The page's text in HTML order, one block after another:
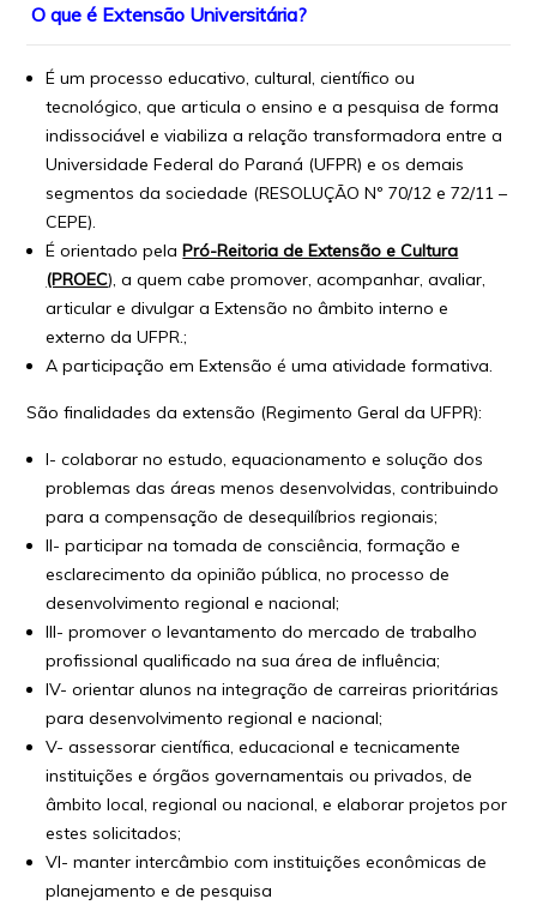
O que é Extensão Universitária?
É um processo educativo, cultural, científico ou
tecnológico, que articula o ensino e a pesquisa de forma
indissociável e viabiliza a relação transformadora entre a
Universidade Federal do Paraná (UFPR) e os demais
segmentos da sociedade (RESOLUÇÃO Nº 70/12 e 72/11 –
CEPE).
É orientado pelaPró-Reitoria de Extensão e Cultura
(PROEC), a quem cabe promover, acompanhar, avaliar,
articular e divulgar a Extensão no âmbito interno e
externo da UFPR.;
A participação em Extensão é uma atividade formativa.
São finalidades da extensão (Regimento Geral da UFPR):
I- colaborar no estudo, equacionamento e solução dos
problemas das áreas menos desenvolvidas, contribuindo
para a compensação de desequilíbrios regionais;
II- participar na tomada de consciência, formação e
esclarecimento da opinião pública, no processo de
desenvolvimento regional e nacional;
III- promover o levantamento do mercado de trabalho
profissional qualificado na sua área de influência;
IV- orientar alunos na integração de carreiras prioritárias
para desenvolvimento regional e nacional;
V- assessorar científica, educacional e tecnicamente
instituições e órgãos governamentais ou privados, de
âmbito local, regional ou nacional, e elaborar projetos por
estes solicitados;
VI- manter intercâmbio com instituições econômicas de
planejamento e de pesquisa